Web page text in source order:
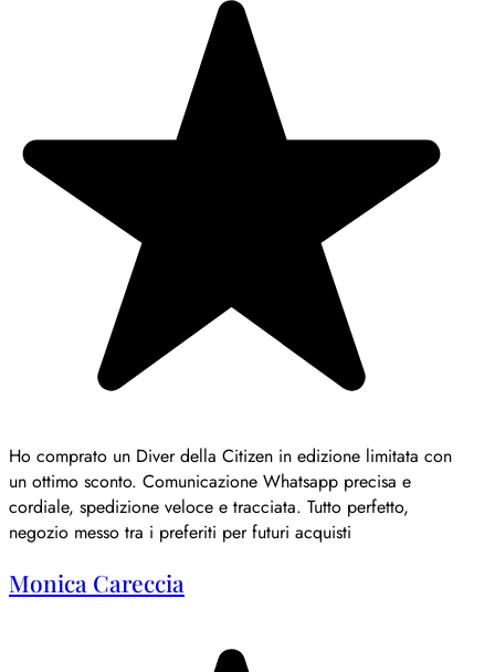
Ho comprato un Diver della Citizen in edizione limitata con
un ottimo sconto. Comunicazione Whatsapp precisa e
cordiale, spedizione veloce e tracciata. Tutto perfetto,
negozio messo tra i preferiti per futuri acquisti
Monica Careccia